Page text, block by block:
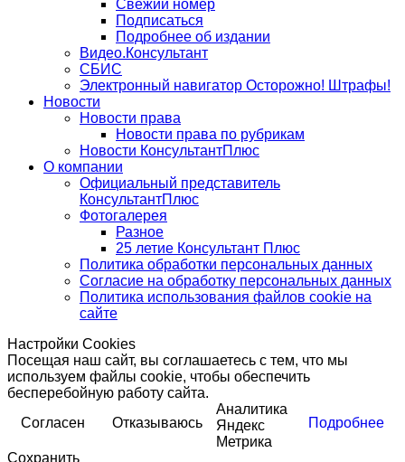
Свежий номер
Подписаться
Подробнее об издании
Видео.Консультант
СБИС
Электронный навигатор Осторожно! Штрафы!
Новости
Новости права
Новости права по рубрикам
Новости КонсультантПлюс
О компании
Официальный представитель
КонсультантПлюс
Фотогалерея
Разное
25 летие Консультант Плюс
Политика обработки персональных данных
Согласие на обработку персональных данных
Политика использования файлов cookie на
сайте
Настройки Cookies
Посещая наш сайт, вы соглашаетесь с тем, что мы
используем файлы cookie, чтобы обеспечить
бесперебойную работу сайта.
Согласен
Отказываюсь Подробнее
Аналитика
Яндекс
Метрика
Сохранить